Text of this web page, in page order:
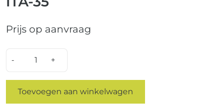
Prijs op aanvraag
Toevoegen aan winkelwagen